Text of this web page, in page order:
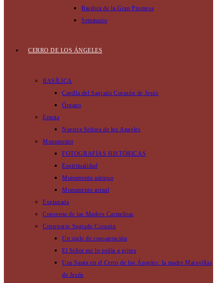
Basilica de la Gran Promesa
Seminario
CERRO DE LOS ÁNGELES
BASÍLICA
Capilla del Sagrado Corazón de Jesús
Órgano
Ermita
Nuestra Señora de los Angeles
Monumento
FOTOGRAFÍAS HISTÓRICAS
Espiritualidad
Monumento antiguo
Monumento actual
Explanada
Convento de las Madres Carmelitas
Centenario Sagrado Corazón
Un siglo de consagración
El Señor me lo pedía a gritos
Una Santa en el Cerro de los Ángeles: la madre Maravillas
de Jesús